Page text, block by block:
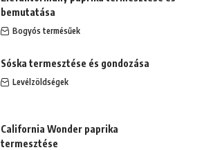
bemutatása
Bogyós termésűek
Sóska termesztése és gondozása
Levélzöldségek
California Wonder paprika
termesztése